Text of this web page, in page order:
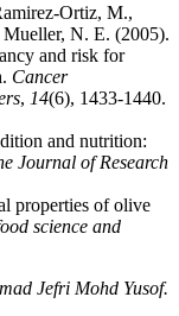
Ortiz, M.,
N. E. (2005).
and risk for
Cancer
, 14(6), 1433-1440.
and nutrition:
Journal of Research
properties of olive
science and
Jefri Mohd Yusof.